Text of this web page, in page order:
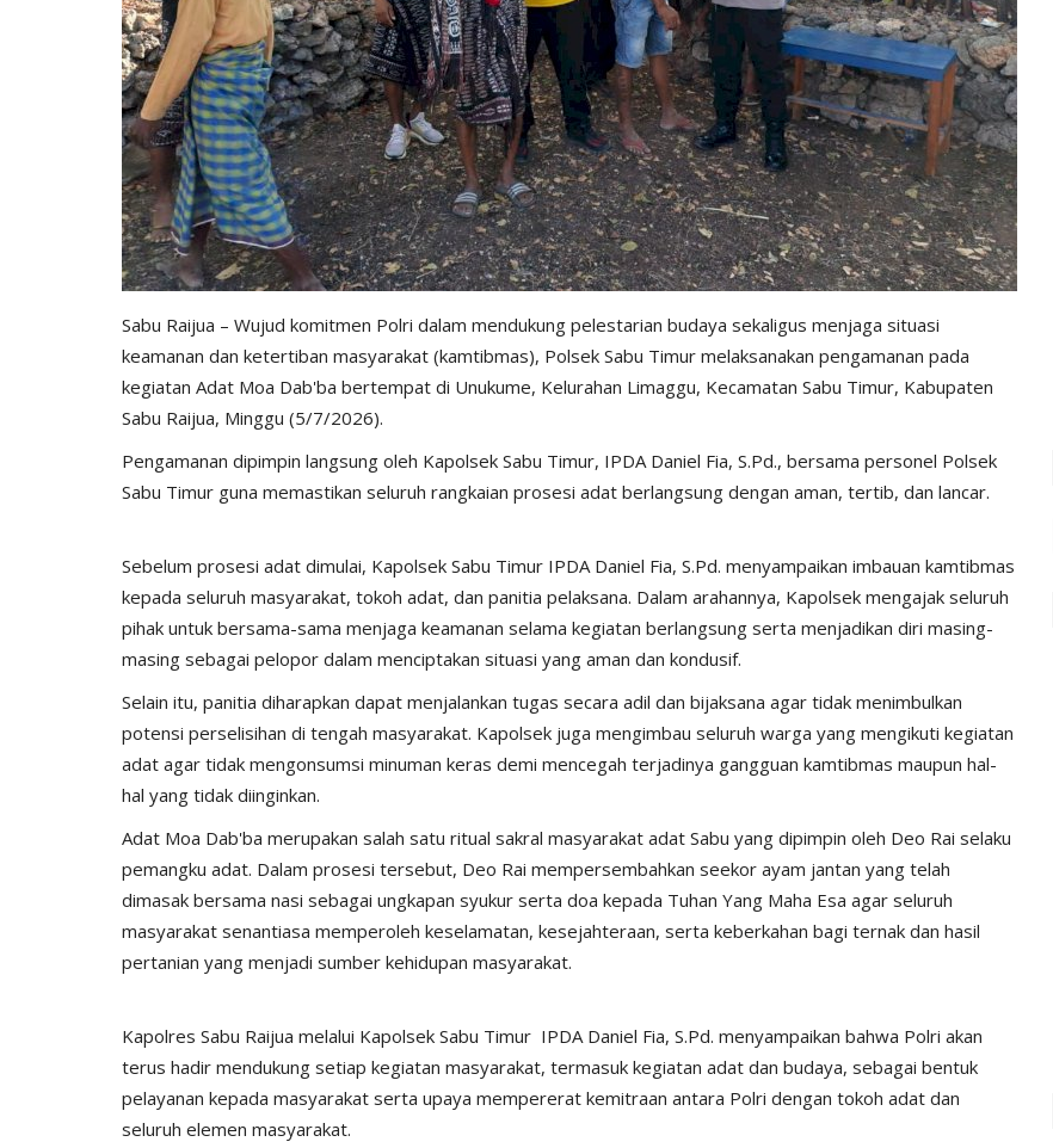
Sabu Raijua – Wujud komitmen Polri dalam mendukung pelestarian budaya sekaligus menjaga situasi
keamanan dan ketertiban masyarakat (kamtibmas), Polsek Sabu Timur melaksanakan pengamanan pada
kegiatan Adat Moa Dab'ba bertempat di Unukume, Kelurahan Limaggu, Kecamatan Sabu Timur, Kabupaten
Sabu Raijua, Minggu (5/7/2026).
Pengamanan dipimpin langsung oleh Kapolsek Sabu Timur, IPDA Daniel Fia, S.Pd., bersama personel Polsek
Sabu Timur guna memastikan seluruh rangkaian prosesi adat berlangsung dengan aman, tertib, dan lancar.
Sebelum prosesi adat dimulai, Kapolsek Sabu Timur IPDA Daniel Fia, S.Pd. menyampaikan imbauan kamtibmas
kepada seluruh masyarakat, tokoh adat, dan panitia pelaksana. Dalam arahannya, Kapolsek mengajak seluruh
pihak untuk bersama-sama menjaga keamanan selama kegiatan berlangsung serta menjadikan diri masing-
masing sebagai pelopor dalam menciptakan situasi yang aman dan kondusif.
Selain itu, panitia diharapkan dapat menjalankan tugas secara adil dan bijaksana agar tidak menimbulkan
potensi perselisihan di tengah masyarakat. Kapolsek juga mengimbau seluruh warga yang mengikuti kegiatan
adat agar tidak mengonsumsi minuman keras demi mencegah terjadinya gangguan kamtibmas maupun hal-
hal yang tidak diinginkan.
Adat Moa Dab'ba merupakan salah satu ritual sakral masyarakat adat Sabu yang dipimpin oleh Deo Rai selaku
pemangku adat. Dalam prosesi tersebut, Deo Rai mempersembahkan seekor ayam jantan yang telah
dimasak bersama nasi sebagai ungkapan syukur serta doa kepada Tuhan Yang Maha Esa agar seluruh
masyarakat senantiasa memperoleh keselamatan, kesejahteraan, serta keberkahan bagi ternak dan hasil
pertanian yang menjadi sumber kehidupan masyarakat.
Kapolres Sabu Raijua melalui Kapolsek Sabu Timur IPDA Daniel Fia, S.Pd. menyampaikan bahwa Polri akan
terus hadir mendukung setiap kegiatan masyarakat, termasuk kegiatan adat dan budaya, sebagai bentuk
pelayanan kepada masyarakat serta upaya mempererat kemitraan antara Polri dengan tokoh adat dan
seluruh elemen masyarakat.
Sabu Timur
Polres Sabu Raijua Amankan Kegiatan
Pawai Paskah di Klasis...
Dua Anggota Polri Harumkan Indonesia